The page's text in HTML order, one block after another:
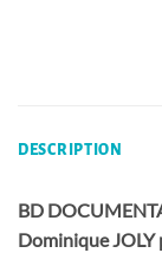
DESCRIPTION
BD
Dominique